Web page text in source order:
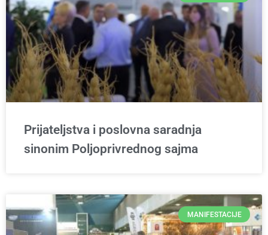
Prijateljstva i poslovna saradnja
sinonim Poljoprivrednog sajma
MANIFESTACIJE